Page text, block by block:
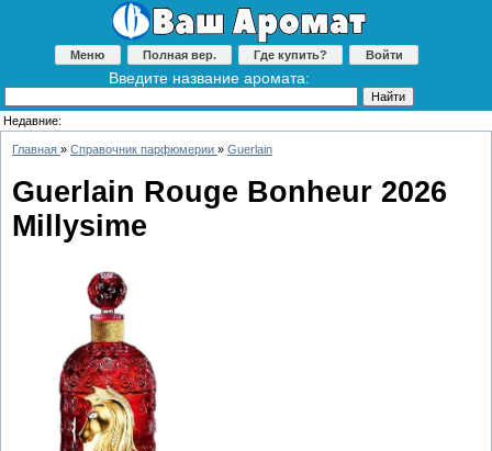
Меню Полная вер. Где купить? Войти
Введите название аромата:
Недавние:
Главная » Справочник парфюмерии » Guerlain
Guerlain Rouge Bonheur 2026
Millуsime